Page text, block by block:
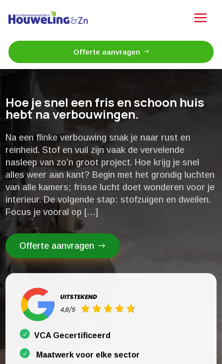
Offerte aanvragen
Hoe je snel een fris en schoon huis
hebt na verbouwingen.​
Na een flinke verbouwing snak je naar rust en
reinheid.​ Stof en vuil zijn vaak de vervelende
nasleep van zo’n groot project.​ Hoe krijg je snel
alles weer aan kant? Begin met het grondig luchten
van alle kamers; frisse lucht doet wonderen voor je
interieur.​ De volgende stap: stofzuigen en dweilen.​
Focus je vooral op […]
Offerte aanvragen
VCA Gecertificeerd
Maatwerk voor elke sector